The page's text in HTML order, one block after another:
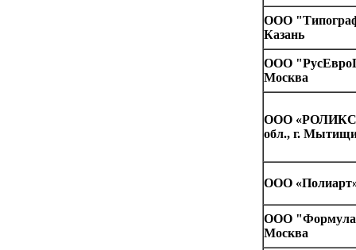
ООО
Казань
ООО
Москва
ООО
обл., г.
ООО
ООО "Формула
Москва